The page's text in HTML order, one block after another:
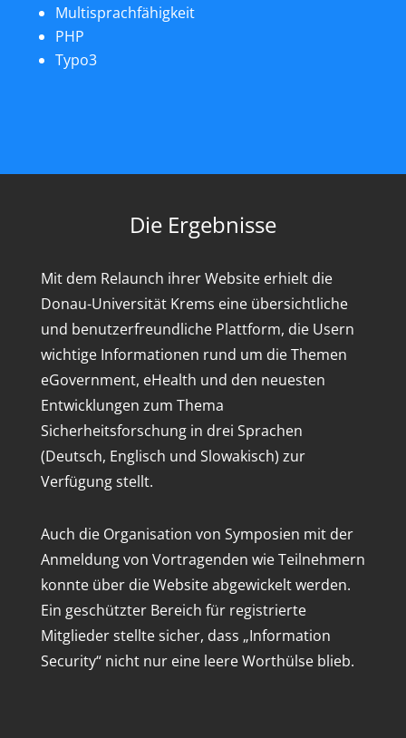
Multisprachfähigkeit
PHP
Typo3
Die Ergebnisse
Mit dem Relaunch ihrer Website erhielt die
Donau-Universität Krems eine übersichtliche
und benutzerfreundliche Plattform, die Usern
wichtige Informationen rund um die Themen
eGovernment, eHealth und den neuesten
Entwicklungen zum Thema
Sicherheitsforschung in drei Sprachen
(Deutsch, Englisch und Slowakisch) zur
Verfügung stellt.
Auch die Organisation von Symposien mit der
Anmeldung von Vortragenden wie Teilnehmern
konnte über die Website abgewickelt werden.
Ein geschützter Bereich für registrierte
Mitglieder stellte sicher, dass „Information
Security“ nicht nur eine leere Worthülse blieb.